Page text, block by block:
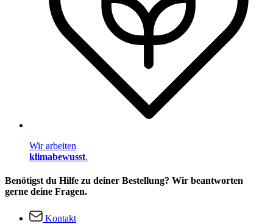
Wir arbeiten
klimabewusst.
Benötigst du Hilfe zu deiner Bestellung? Wir beantworten
gerne deine Fragen.
Kontakt